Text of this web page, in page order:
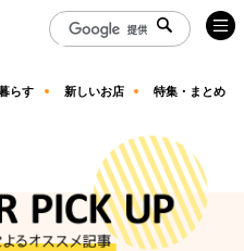
らす 新しいお店 特集・まとめ